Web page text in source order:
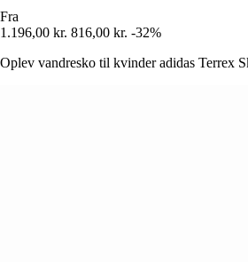
Fra
1.196,00 kr. 816,00 kr. -32%
Oplev vandresko til kvinder adidas Terrex